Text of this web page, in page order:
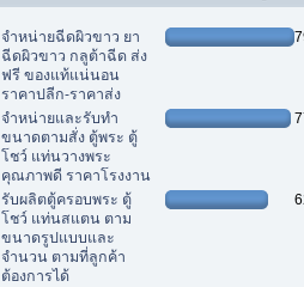
สูงสุด)
จำหน่ายฉีดผิวขาว ยา
ฉีดผิวขาว กลูต้าฉีด ส่ง
ฟรี ของแท้แน่นอน
ราคาปลีก-ราคาส่ง
จำหน่ายและรับทำ
ขนาดตามสั่ง ตู้พระ ตู้
โชว์ แท่นวางพระ
คุณภาพดี ราคาโรงงาน
รับผลิตตู้ครอบพระ ตู้
โชว์ แท่นสแตน ตาม
ขนาดรูปแบบและ
จำนวน ตามที่ลูกค้า
ต้องการได้